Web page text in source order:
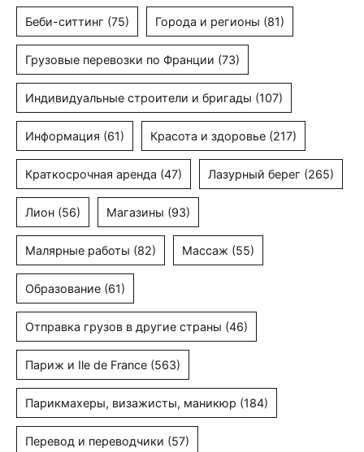
Беби-ситтинг (75) Города и регионы (81)
Грузовые перевозки по Франции (73)
Индивидуальные строители и бригады (107)
Информация (61) Красота и здоровье (217)
Краткосрочная аренда (47) Лазурный берег (265)
Лион (56) Магазины (93)
Малярные работы (82) Массаж (55)
Образование (61)
Отправка грузов в другие страны (46)
Париж и Ile de France (563)
Парикмахеры, визажисты, маникюр (184)
Перевод и переводчики (57)